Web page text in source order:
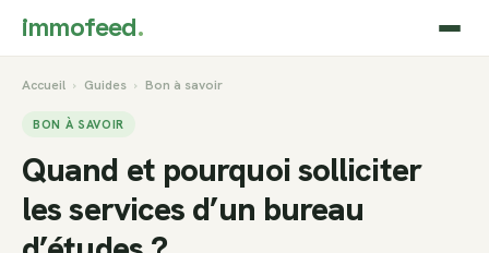
immofeed.
Accueil › Guides › Bon à savoir
BON À SAVOIR
Quand et pourquoi solliciter
les services d’un bureau